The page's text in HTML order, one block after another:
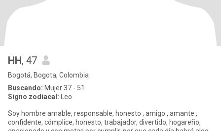
HH, 47
Bogotá, Bogota, Colombia
Buscando: Mujer 37 - 51
Signo zodiacal: Leo
Soy hombre amable, responsable, honesto , amigo , amante ,
confidente, cómplice, honesto, trabajador, divertido, hogareño,